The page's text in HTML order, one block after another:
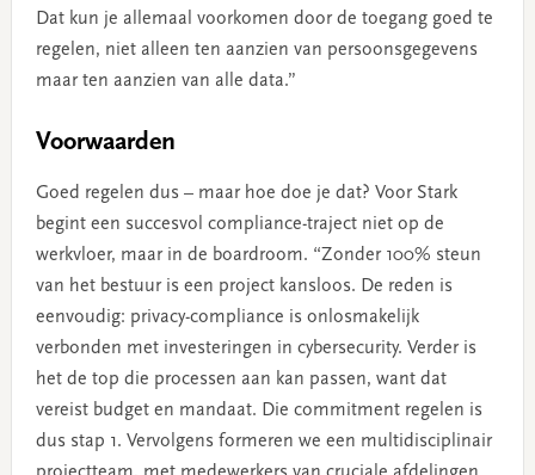
Dat kun je allemaal voorkomen door de toegang goed te
regelen, niet alleen ten aanzien van persoonsgegevens
maar ten aanzien van alle data.”
Voorwaarden
Goed regelen dus – maar hoe doe je dat? Voor Stark
begint een succesvol compliance-traject niet op de
werkvloer, maar in de boardroom. “Zonder 100% steun
van het bestuur is een project kansloos. De reden is
eenvoudig: privacy-compliance is onlosmakelijk
verbonden met investeringen in cybersecurity. Verder is
het de top die processen aan kan passen, want dat
vereist budget en mandaat. Die commitment regelen is
dus stap 1. Vervolgens formeren we een multidisciplinair